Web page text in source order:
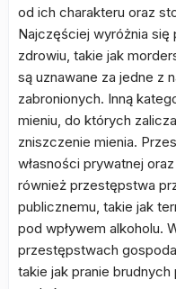
od ich charakteru oraz
Najczęściej wyróżnia
zdrowiu, takie jak
są uznawane za jedne z
zabronionych. Inną
mieniu, do których
zniszczenie mienia.
własności prywatnej
również przestępstwa
publicznemu, takie jak
pod wpływem alkoholu.
przestępstwach
takie jak pranie